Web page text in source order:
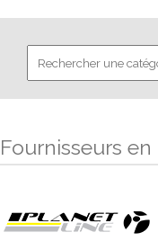
Fournisseurs en